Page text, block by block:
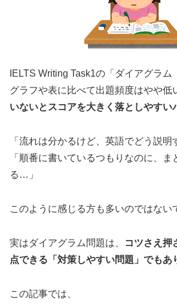
IELTS Writing Task1の「ダイアグラム
グラフや表に比べて出題頻度はやや低
いないとスコアを大きく落としやすい
「流れは分かるけど、英語でどう説明
「順番に書いているつもりなのに、ま
る…」
このように感じる方も多いのではない
実はダイアグラム問題は、
コツさえ押
点できる「対策しやすい問題」でもあ
この記事では、